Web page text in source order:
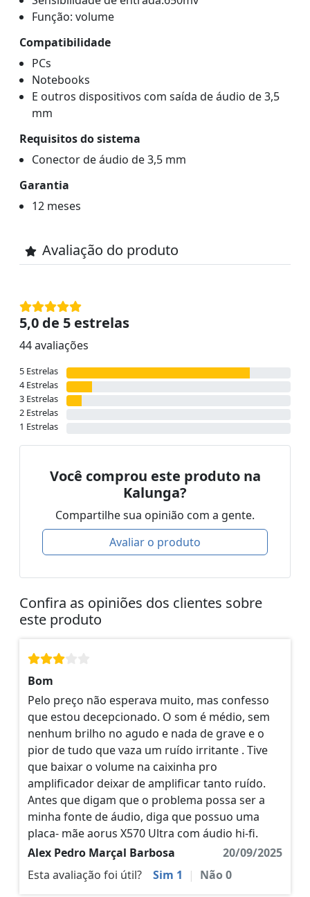
Função: volume
Compatibilidade
PCs
Notebooks
E outros dispositivos com saída de áudio de 3,5
mm
Requisitos do sistema
Conector de áudio de 3,5 mm
Garantia
12 meses
Avaliação do produto
5,0 de 5 estrelas
44 avaliações
5 Estrelas
4 Estrelas
3 Estrelas
2 Estrelas
1 Estrelas
Você comprou este produto na
Kalunga?
Compartilhe sua opinião com a gente.
Avaliar o produto
Confira as opiniões dos clientes sobre
este produto
Bom
Pelo preço não esperava muito, mas confesso
que estou decepcionado. O som é médio, sem
nenhum brilho no agudo e nada de grave e o
pior de tudo que vaza um ruído irritante . Tive
que baixar o volume na caixinha pro
amplificador deixar de amplificar tanto ruído.
Antes que digam que o problema possa ser a
minha fonte de áudio, diga que possuo uma
placa- mãe aorus X570 Ultra com áudio hi-fi.
Alex Pedro Marçal Barbosa
20/09/2025
Esta avaliação foi útil?
Sim 1 | Não0